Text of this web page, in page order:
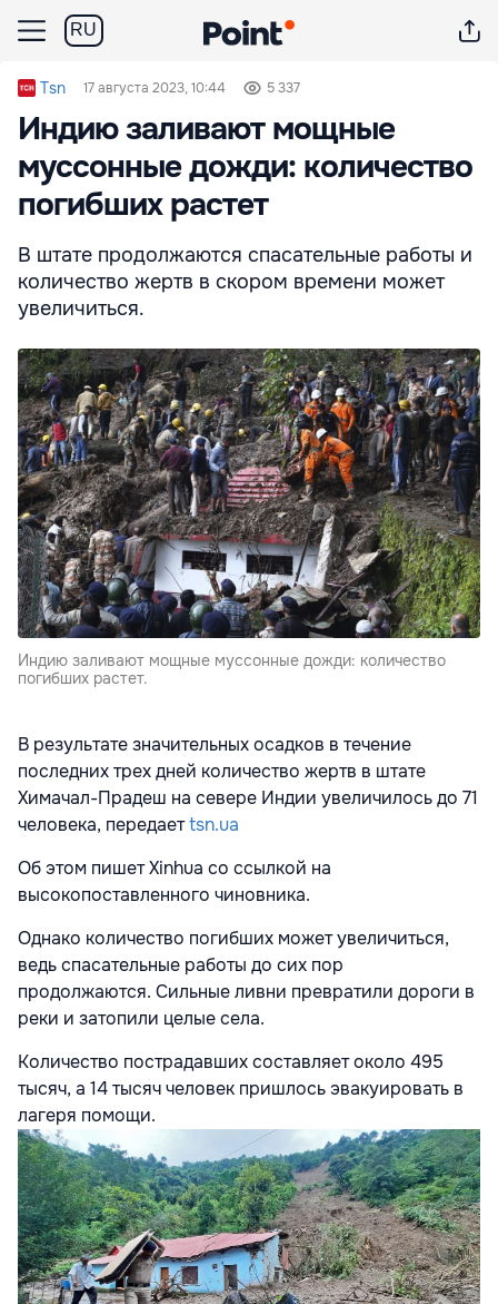
RU
Tsn 17 августа 2023, 10:44 5 337
Индию заливают мощные
муссонные дожди: количество
погибших растет
В штате продолжаются спасательные работы и
количество жертв в скором времени может
увеличиться.
Индию заливают мощные муссонные дожди: количество
погибших растет.
В результате значительных осадков в течение
последних трех дней количество жертв в штате
Химачал-Прадеш на севере Индии увеличилось до 71
человека, передаетtsn.ua
Об этом пишет Xinhua со ссылкой на
высокопоставленного чиновника.
Однако количество погибших может увеличиться,
ведь спасательные работы до сих пор
продолжаются. Сильные ливни превратили дороги в
реки и затопили целые села.
Количество пострадавших составляет около 495
тысяч, а 14 тысяч человек пришлось эвакуировать в
лагеря помощи.